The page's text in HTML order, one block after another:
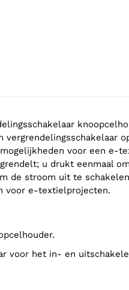
vergrendelingsschakelaar
voor een e-
u drukt eenmaal
de stroom uit te
voor e-textielprojecten.
voor het in- en